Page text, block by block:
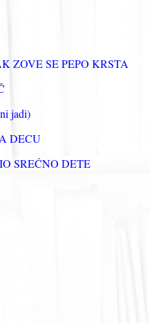
ZOVE SE PEPO KRSTA
jadi)
DECU
SREĆNO DETE